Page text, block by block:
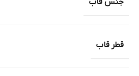
جنس قاب
قطر قاب